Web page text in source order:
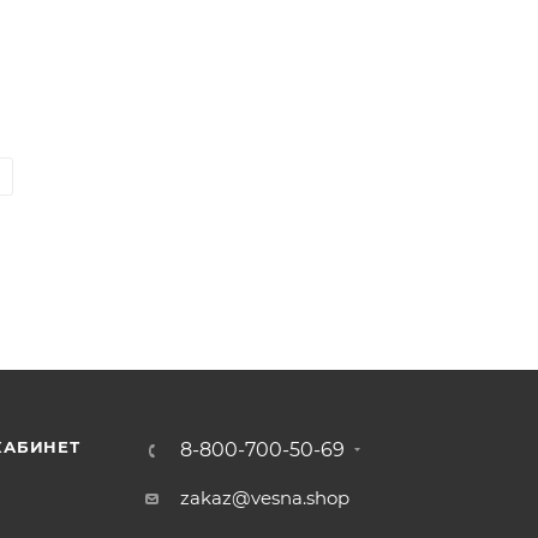
8-800-700-50-69
zakaz@vesna.shop